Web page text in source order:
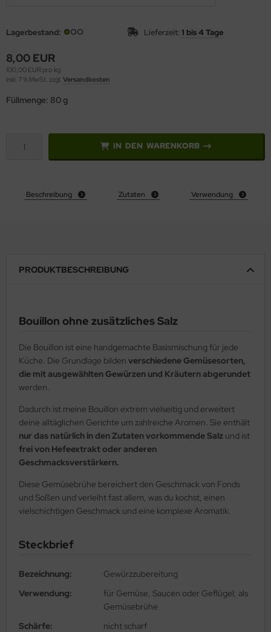
Lagerbestand: Lieferzeit: 1 bis 4 Tage
8,00 EUR
100,00 EUR pro kg
inkl. 7 % MwSt. zzgl. Versandkosten
Füllmenge: 80 g
IN DEN WARENKORB
Beschreibung Zutaten Verwendung
PRODUKTBESCHREIBUNG
Bouillon ohne zusätzliches Salz
Die Bouillon ist eine handgemachte Basismischung für jede
Küche. Die Grundlage bilden verschiedene Gemüsesorten,
die mit ausgewählten Gewürzen und Kräutern abgerundet
werden.
Dadurch ist meine Bouillon extrem vielseitig und erweitert
deine alltäglichen Gerichte um zahlreiche Aromen. Sie enthält
nur das natürlich in den Zutaten vorkommende Salz und ist
frei von Hefeextrakt oder anderen
Geschmacksverstärkern.
Diese Gemüsebrühe bereichert den Geschmack von Fonds
und Soßen und verleiht fast allem, was du kochst, einen
vielschichtigen Geschmack und eine komplexe Aromatik.
Steckbrief
Bezeichnung:
Gewürzzubereitung
Verwendung:
für Gemüse, Saucen oder Geflügel; als
Gemüsebrühe
Schärfe:
nicht scharf